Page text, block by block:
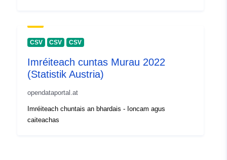
CSV CSV CSV
Imréiteach cuntas Murau 2022
(Statistik Austria)
opendataportal.at
Imréiteach chuntais an bhardais - Ioncam agus
caiteachas